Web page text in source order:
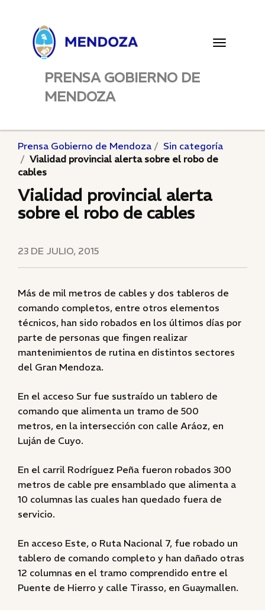
Toggle
PRENSA GOBIERNO DE
MENDOZA
Prensa Gobierno de Mendoza
Sin categoría
Vialidad provincial alerta sobre el robo de
cables
Vialidad provincial alerta
sobre el robo de cables
23 DE JULIO, 2015
Más de mil metros de cables y dos tableros de
comando completos, entre otros elementos
técnicos, han sido robados en los últimos días por
parte de personas que fingen realizar
mantenimientos de rutina en distintos sectores
del Gran Mendoza.
En el acceso Sur fue sustraído un tablero de
comando que alimenta un tramo de 500
metros, en la intersección con calle Aráoz, en
Luján de Cuyo.
En el carril Rodríguez Peña fueron robados 300
metros de cable pre ensamblado que alimenta a
10 columnas las cuales han quedado fuera de
servicio.
En acceso Este, o Ruta Nacional 7, fue robado un
tablero de comando completo y han dañado otras
12 columnas en el tramo comprendido entre el
Puente de Hierro y calle Tirasso, en Guaymallen.